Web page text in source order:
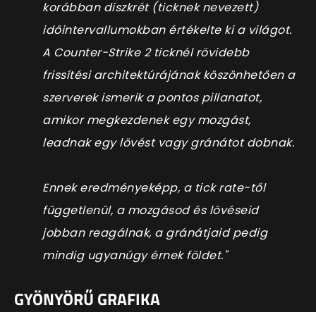
korábban diszkrét (ticknek nevezett)
időintervallumokban értékelte ki a világot.
A Counter-Strike 2 ticknél rövidebb
frissítési architektúrájának köszönhetően a
szerverek ismerik a pontos pillanatot,
amikor megkezdenek egy mozgást,
leadnak egy lövést vagy gránátot dobnak.
Ennek eredményeképp, a tick rate-től
függetlenül, a mozgásod és lövéseid
jobban reagálnak, a gránátjaid pedig
mindig ugyanúgy érnek földet."
GYÖNYÖRŰ GRAFIKA